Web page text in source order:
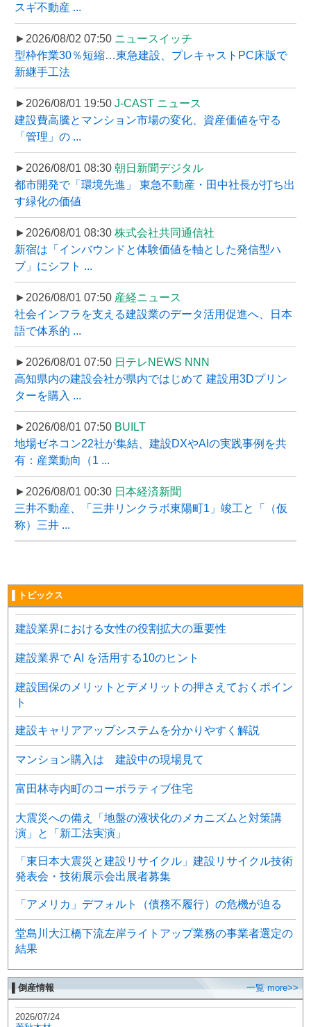
スギ不動産 ...
►2026/08/02 07:50 ニュースイッチ
型枠作業30％短縮…東急建設、プレキャストPC床版で
新継手工法
►2026/08/01 19:50 J-CAST ニュース
建設費高騰とマンション市場の変化、資産価値を守る
「管理」の ...
►2026/08/01 08:30 朝日新聞デジタル
都市開発で「環境先進」 東急不動産・田中社長が打ち出
す緑化の価値
►2026/08/01 08:30 株式会社共同通信社
新宿は「インバウンドと体験価値を軸とした発信型ハ
ブ」にシフト ...
►2026/08/01 07:50 産経ニュース
社会インフラを支える建設業のデータ活用促進へ、日本
語で体系的 ...
►2026/08/01 07:50 日テレNEWS NNN
高知県内の建設会社が県内ではじめて 建設用3Dプリン
ターを購入 ...
►2026/08/01 07:50 BUILT
地場ゼネコン22社が集結、建設DXやAIの実践事例を共
有：産業動向（1 ...
►2026/08/01 00:30 日本経済新聞
三井不動産、「三井リンクラボ東陽町1」竣工と「（仮
称）三井 ...
▌トピックス
建設業界における女性の役割拡大の重要性
建設業界で AI を活用する10のヒント
建設国保のメリットとデメリットの押さえておくポイン
ト
建設キャリアアップシステムを分かりやすく解説
マンション購入は 建設中の現場見て
富田林寺内町のコーポラティブ住宅
大震災への備え「地盤の液状化のメカニズムと対策講
演」と「新工法実演」
「東日本大震災と建設リサイクル」建設リサイクル技術
発表会・技術展示会出展者募集
「アメリカ」デフォルト（債務不履行）の危機が迫る
堂島川大江橋下流左岸ライトアップ業務の事業者選定の
結果
▌倒産情報 一覧 more>>
2026/07/24